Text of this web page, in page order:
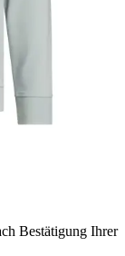
Bestätigung Ihrer